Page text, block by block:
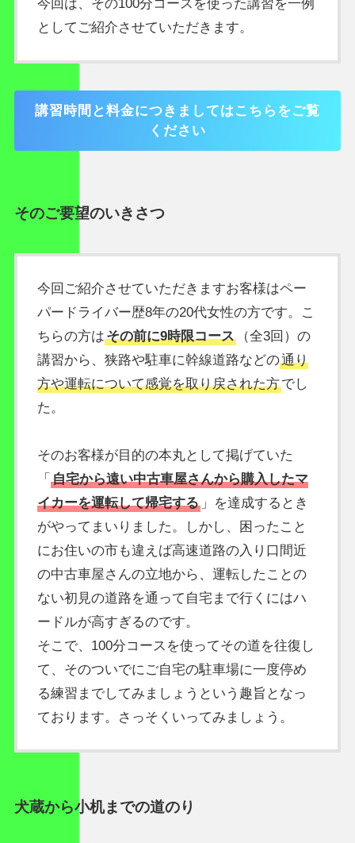
今回は、その100分コースを使った講習を一例
としてご紹介させていただきます。
講習時間と料金につきましてはこちらをご覧
ください
そのご要望のいきさつ
今回ご紹介させていただきますお客様はペー
パードライバー歴8年の20代女性の方です。こ
ちらの方はその前に9時限コース
（全3回）の
講習から、狭路や駐車に幹線道路などの通り
方や運転について感覚を取り戻された方でし
た。
そのお客様が目的の本丸として掲げていた
「自宅から遠い中古車屋さんから購入したマ
イカーを運転して帰宅する 」を達成するとき
がやってまいりました。しかし、困ったこと
にお住いの市も違えば高速道路の入り口間近
の中古車屋さんの立地から、運転したことの
ない初見の道路を通って自宅まで行くにはハ
ードルが高すぎるのです。
そこで、100分コースを使ってその道を往復し
て、そのついでにご自宅の駐車場に一度停め
る練習までしてみましょうという趣旨となっ
ております。さっそくいってみましょう。
犬蔵から小机までの道のり